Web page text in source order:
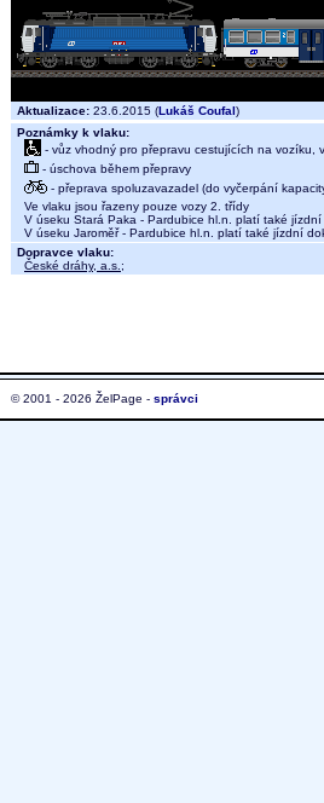
Aktualizace: 23.6.2015 (Lukáš Coufal)
Poznámky k vlaku:
- vůz vhodný pro přepravu cestujících na vozíku,
- úschova během přepravy
- přeprava spoluzavazadel (do vyčerpání
Ve vlaku jsou řazeny pouze vozy 2. třídy
V úseku Stará Paka - Pardubice hl.n. platí také jízdní
V úseku Jaroměř - Pardubice hl.n. platí také jízdní
Dopravce vlaku:
České dráhy, a.s. ;
© 2001 - 2026 ŽelPage - správci